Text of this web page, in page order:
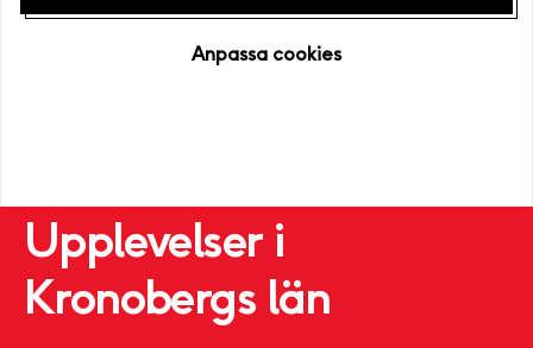
Anpassa cookies
Upplevelser i
Kronobergs län